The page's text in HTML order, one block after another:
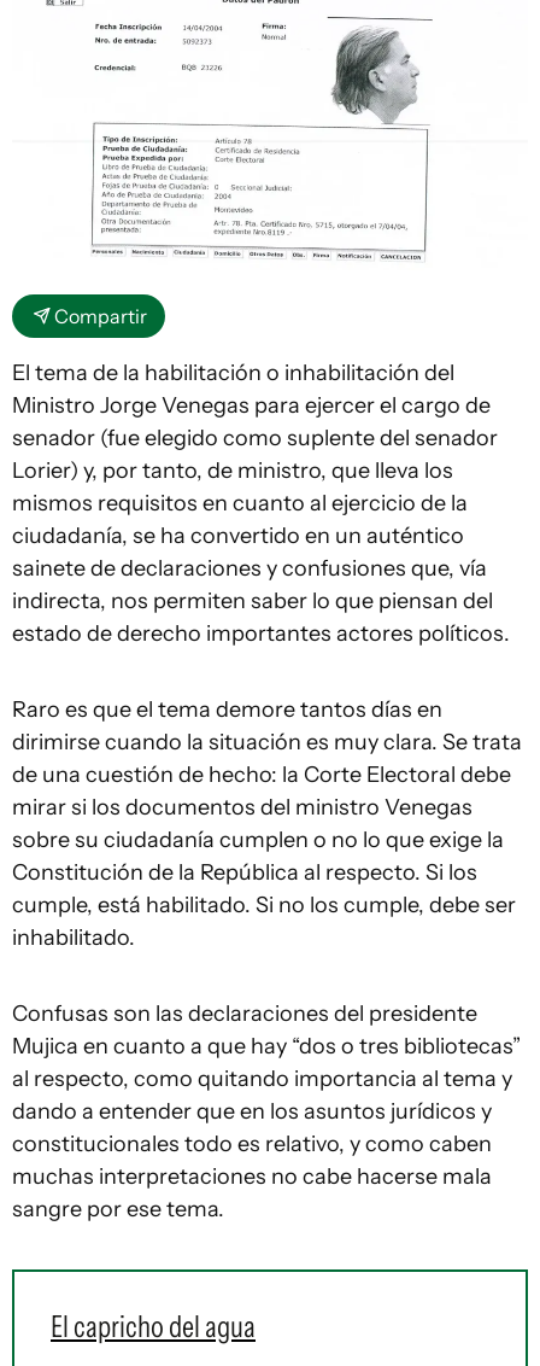
Compartir
El tema de la habilitación o inhabilitación del
Ministro Jorge Venegas para ejercer el cargo de
senador (fue elegido como suplente del senador
Lorier) y, por tanto, de ministro, que lleva los
mismos requisitos en cuanto al ejercicio de la
ciudadanía, se ha convertido en un auténtico
sainete de declaraciones y confusiones que, vía
indirecta, nos permiten saber lo que piensan del
estado de derecho importantes actores políticos.
Raro es que el tema demore tantos días en
dirimirse cuando la situación es muy clara. Se trata
de una cuestión de hecho: la Corte Electoral debe
mirar si los documentos del ministro Venegas
sobre su ciudadanía cumplen o no lo que exige la
Constitución de la República al respecto. Si los
cumple, está habilitado. Si no los cumple, debe ser
inhabilitado.
Confusas son las declaraciones del presidente
Mujica en cuanto a que hay “dos o tres bibliotecas”
al respecto, como quitando importancia al tema y
dando a entender que en los asuntos jurídicos y
constitucionales todo es relativo, y como caben
muchas interpretaciones no cabe hacerse mala
sangre por ese tema.
El capricho del agua